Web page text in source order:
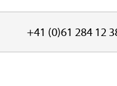
+41 (0)61 284 12